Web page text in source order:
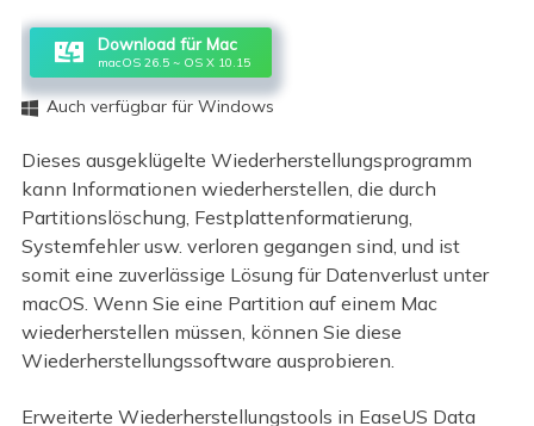
Download für Mac
macOS 26.5 ~ OS X 10.15
 Auch verfügbar für Windows
Dieses ausgeklügelte Wiederherstellungsprogramm
kann Informationen wiederherstellen, die durch
Partitionslöschung, Festplattenformatierung,
Systemfehler usw. verloren gegangen sind, und ist
somit eine zuverlässige Lösung für Datenverlust unter
macOS. Wenn Sie eine Partition auf einem Mac
wiederherstellen müssen, können Sie diese
Wiederherstellungssoftware ausprobieren.
Erweiterte Wiederherstellungstools in EaseUS Data